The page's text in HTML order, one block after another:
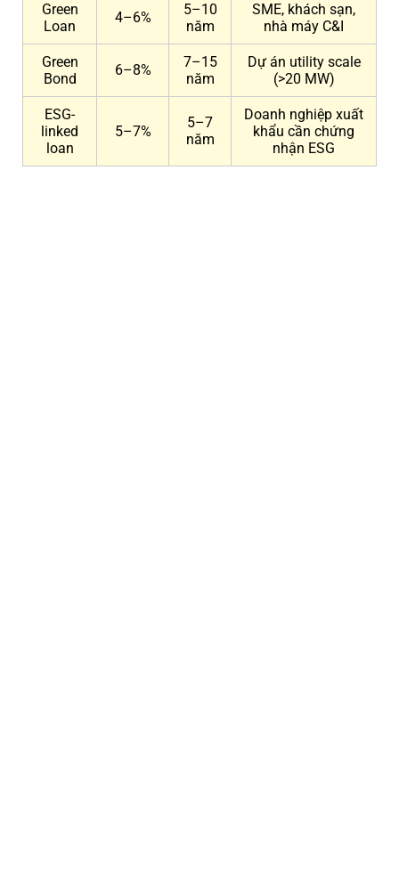
Green
Loan
4–6%
5–10
năm
SME, khách sạn,
nhà máy C&I
Green
Bond
6–8%
7–15
năm
Dự án utility scale
(>20 MW)
ESG-
linked
loan
5–7%
5–7
năm
Doanh nghiệp xuất
khẩu cần chứng
nhận ESG